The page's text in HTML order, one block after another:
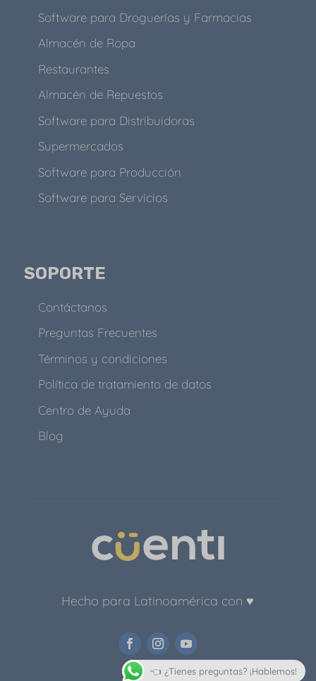
Software para Droguerías y Farmacias
Almacén de Ropa
Restaurantes
Almacén de Repuestos
Software para Distribuidoras
Supermercados
Software para Producción
Software para Servicios
SOPORTE
Contáctanos
Preguntas Frecuentes
Términos y condiciones
Política de tratamiento de datos
Centro de Ayuda
Blog
Hecho para Latinoamérica con ♥
👈 ¿Tienes preguntas? ¡Hablemos!